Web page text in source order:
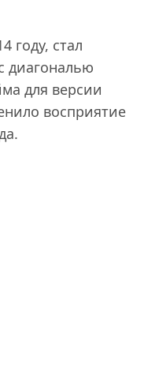
году, стал
диагональю
для версии
восприятие